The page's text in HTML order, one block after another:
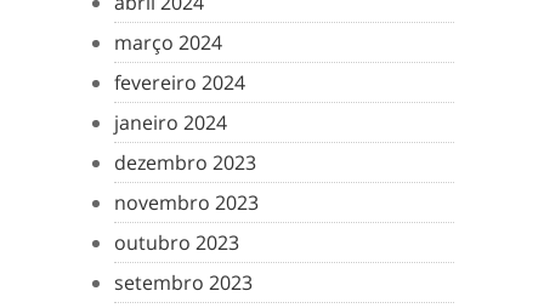
março 2024
fevereiro 2024
janeiro 2024
dezembro 2023
novembro 2023
outubro 2023
setembro 2023